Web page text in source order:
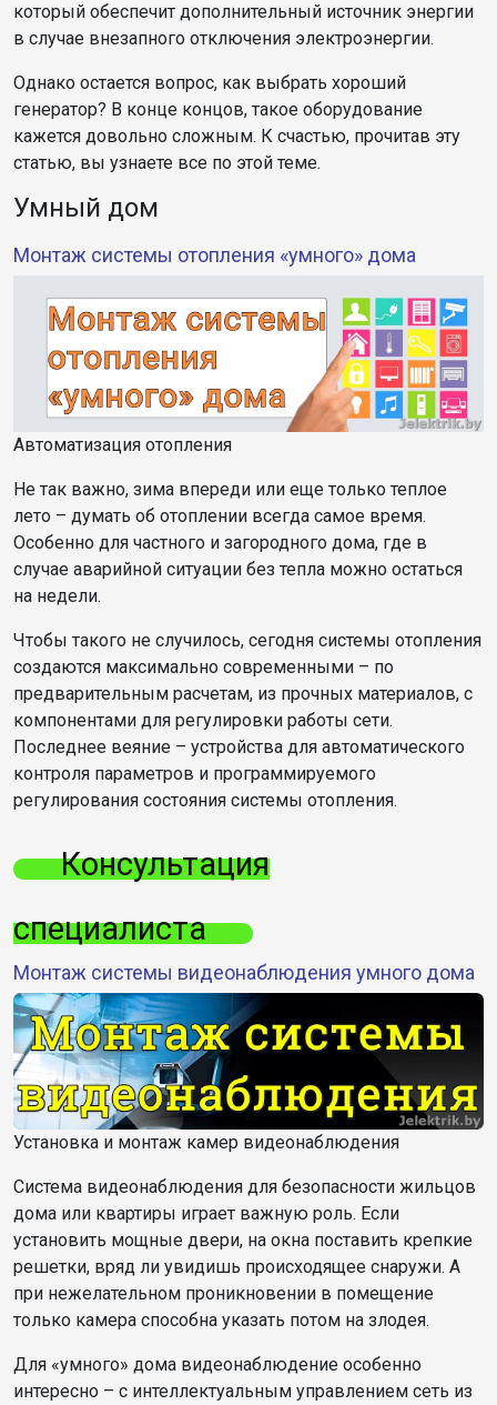
который обеспечит дополнительный источник энергии
в случае внезапного отключения электроэнергии.
Однако остается вопрос, как выбрать хороший
генератор? В конце концов, такое оборудование
кажется довольно сложным. К счастью, прочитав эту
статью, вы узнаете все по этой теме.
Умный дом
Монтаж системы отопления «умного» дома
Автоматизация отопления
Не так важно, зима впереди или еще только теплое
лето – думать об отоплении всегда самое время.
Особенно для частного и загородного дома, где в
случае аварийной ситуации без тепла можно остаться
на недели.
Чтобы такого не случилось, сегодня системы отопления
создаются максимально современными – по
предварительным расчетам, из прочных материалов, с
компонентами для регулировки работы сети.
Последнее веяние – устройства для автоматического
контроля параметров и программируемого
регулирования состояния системы отопления.
Консультация
специалиста
Монтаж системы видеонаблюдения умного дома
Установка и монтаж камер видеонаблюдения
Система видеонаблюдения для безопасности жильцов
дома или квартиры играет важную роль. Если
установить мощные двери, на окна поставить крепкие
решетки, вряд ли увидишь происходящее снаружи. А
при нежелательном проникновении в помещение
только камера способна указать потом на злодея.
Для «умного» дома видеонаблюдение особенно
интересно – с интеллектуальным управлением сеть из